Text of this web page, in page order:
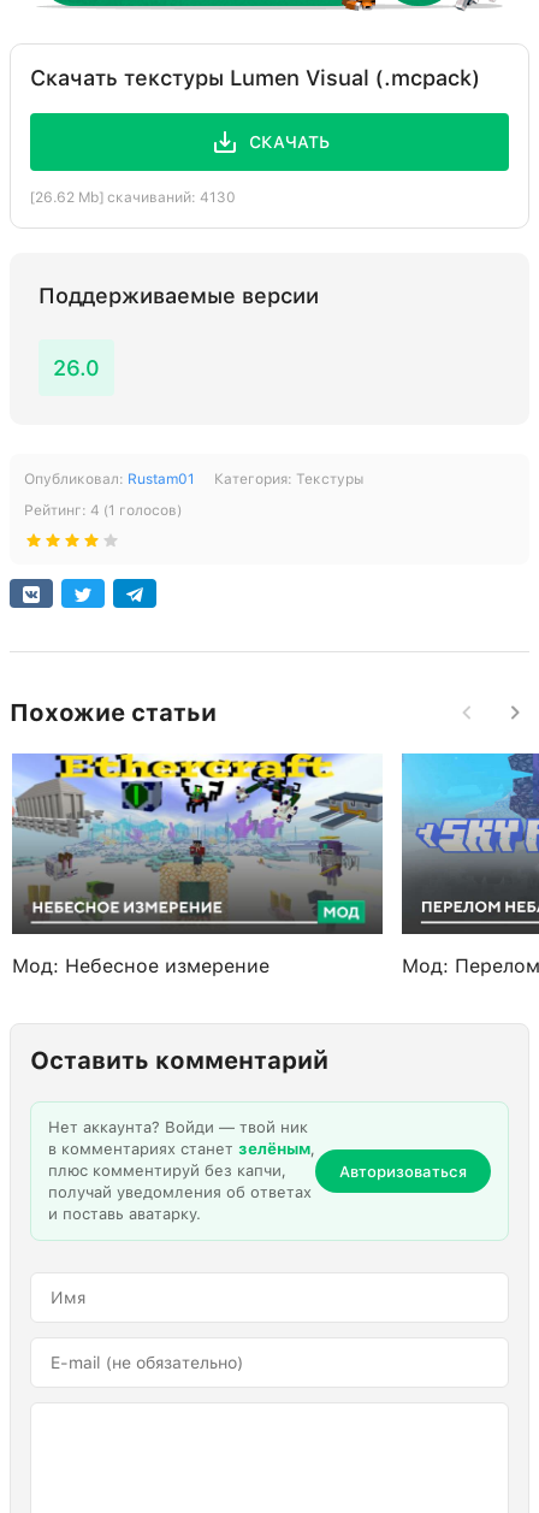
Скачать текстуры Lumen Visual (.mcpack)
СКАЧАТЬ
[26.62 Mb] скачиваний: 4130
Поддерживаемые версии
26.0
Опубликовал: Rustam01 Категория: Текстуры
Рейтинг: 4 (1 голосов)
Похожие статьи
Мод: Небесное измерение Мод:
Оставить комментарий
Нет аккаунта? Войди — твой ник
в комментариях станет зелёным,
плюс комментируй без капчи,
получай уведомления об ответах
и поставь аватарку.
Авторизоваться